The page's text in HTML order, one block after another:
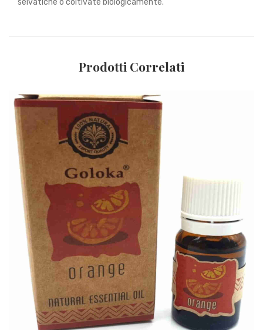
selvatiche o coltivate biologicamente.
Prodotti Correlati